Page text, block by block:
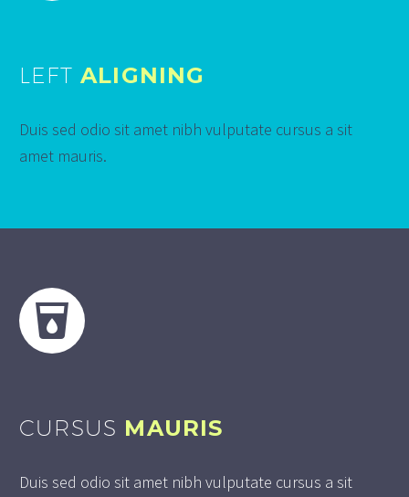
LEFT ALIGNING
Duis sed odio sit amet nibh vulputate cursus a sit
amet mauris.
CURSUS MAURIS
Duis sed odio sit amet nibh vulputate cursus a sit